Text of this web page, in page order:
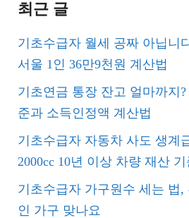
최근 글
기초수급자 월세 공짜 아닙니
서울 1인 36만9천원 계산법
기초연금 통장 잔고 얼마까지?
준과 소득인정액 계산법
기초수급자 자동차 사도 생계
2000cc 10년 이상 차량 재산 기
기초수급자 가구원수 세는 법,
인 가구 맞나요